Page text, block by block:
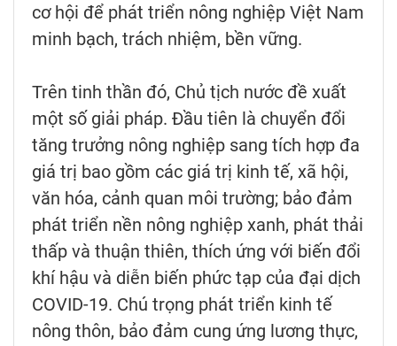
cơ hội để phát triển nông nghiệp Việt Nam
minh bạch, trách nhiệm, bền vững.
Trên tinh thần đó, Chủ tịch nước đề xuất
một số giải pháp. Đầu tiên là chuyển đổi
tăng trưởng nông nghiệp sang tích hợp đa
giá trị bao gồm các giá trị kinh tế, xã hội,
văn hóa, cảnh quan môi trường; bảo đảm
phát triển nền nông nghiệp xanh, phát thải
thấp và thuận thiên, thích ứng với biến đổi
khí hậu và diễn biến phức tạp của đại dịch
COVID-19. Chú trọng phát triển kinh tế
nông thôn, bảo đảm cung ứng lương thực,